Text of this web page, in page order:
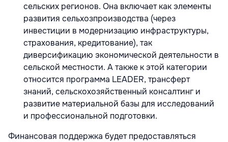
сельских регионов. Она включает как элементы
развития сельхозпроизводства (через
инвестиции в модернизацию инфраструктуры,
страхования, кредитование), так
диверсификацию экономической деятельности в
сельской местности. А также к этой категории
относится программа LEADER, трансферт
знаний, сельскохозяйственный консалтинг и
развитие материальной базы для исследований
и профессиональной подготовки.
Финансовая поддержка будет предоставляться